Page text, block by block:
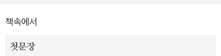
과학적으로 지금 어떤 일이 일어나는지 설명하면서, 그 일에 담긴 의
히 그 일이 벌어지는 데 원인을 제공했으며, 언젠가는 책임을 져야 할
책속에서
첫문장